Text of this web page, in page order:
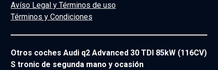
Avíso Legal y Términos de uso
Términos y Condiciones
Otros coches Audi q2 Advanced 30 TDI 85kW (116CV)
S tronic de segunda mano y ocasión